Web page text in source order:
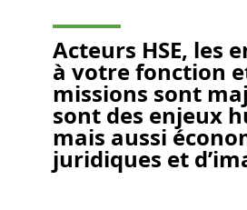
Acteurs HSE, les
à votre fonction
missions sont
sont des enjeux
mais aussi
juridiques et